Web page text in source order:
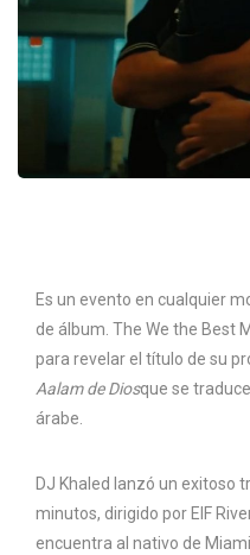
Es un evento en cualquier
de álbum. The We the Best
para revelar el título de su
Aalam de Diosque se
árabe.
DJ Khaled lanzó un exitoso
minutos, dirigido por EIF
encuentra al nativo de